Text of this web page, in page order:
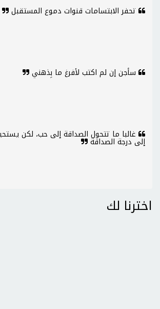
تحفر الابتسامات قنوات دموع المستقبل
سأجن إن لم اكتب لأفرغ ما بِذهني
غالبا ما تتحول الصداقة إلى حب، لكن
إلى درجة الصداقة
اخترنا لك